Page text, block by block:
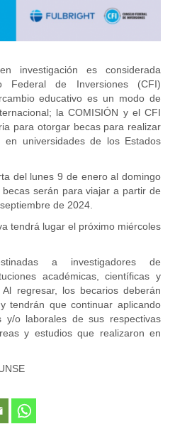
investigación es considerada
Federal de Inversiones (CFI)
educativo es un modo de
la COMISIÓN y el CFI
para otorgar becas para realizar
en universidades de los Estados
del lunes 9 de enero al domingo
serán para viajar a partir de
de 2024.
tendrá lugar el próximo miércoles
a investigadores de
académicas, científicas y
regresar, los becarios deberán
tendrán que continuar aplicando
y/o laborales de sus respectivas
y estudios que realizaron en